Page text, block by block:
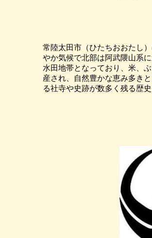
常陸太田市（ひたちおおたし
やか気候で北部は阿武隈山系
水田地帯となっており、米、
産され、自然豊かな恵み多き
る社寺や史跡が数多く残る歴